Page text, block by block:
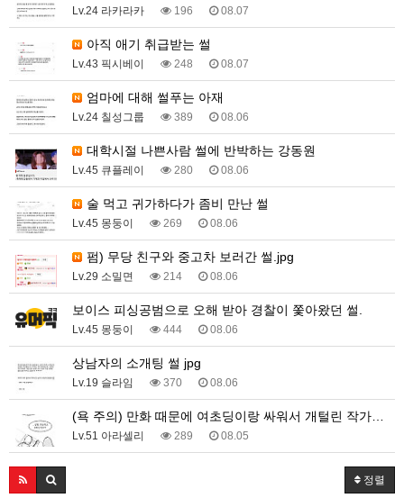
Lv.24 라카라카 196 08.07
아직 애기 취급받는 썰
Lv.43 픽시베이 248 08.07
엄마에 대해 썰푸는 아재
Lv.24 칠성그룹 389 08.06
대학시절 나쁜사람 썰에 반박하는 강동원
Lv.45 큐플레이 280 08.06
술 먹고 귀가하다가 좀비 만난 썰
Lv.45 몽둥이 269 08.06
펌) 무당 친구와 중고차 보러간 썰.jpg
Lv.29 소밀면 214 08.06
보이스 피싱공범으로 오해 받아 경찰이 쫓아왔던 썰.
Lv.45 몽둥이 444 08.06
상남자의 소개팅 썰 jpg
Lv.19 슬라임 370 08.06
(욕 주의) 만화 때문에 여초딩이랑 싸워서 개털린 작가…
Lv.51 아라셀리 289 08.05
정렬